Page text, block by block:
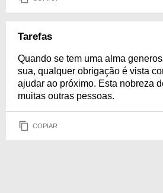
Tarefas
Quando se tem uma alma
sua, qualquer obrigação é vista
ajudar ao próximo. Esta nobreza
muitas outras pessoas.
COPIAR